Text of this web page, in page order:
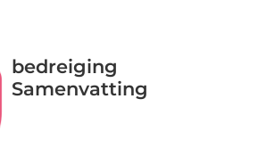
bedreiging
Samenvatting